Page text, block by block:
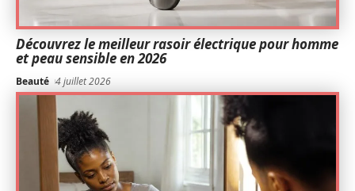
Découvrez le meilleur rasoir électrique pour homme
et peau sensible en 2026
Beauté 4 juillet 2026